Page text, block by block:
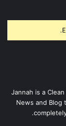
Jannah is a
News and Blog